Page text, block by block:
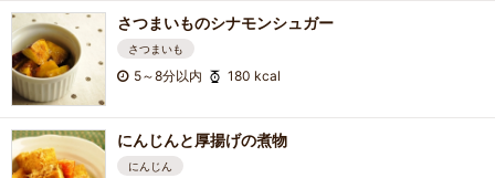
さつまいものシナモンシュガー
さつまいも
5～8分以内 180 kcal
にんじんと厚揚げの煮物
にんじん